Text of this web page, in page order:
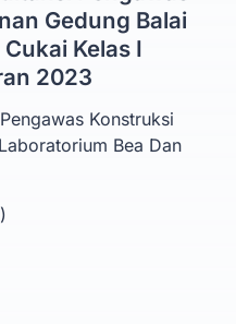
Gedung Balai
Kelas I
2023
Konstruksi
Bea Dan